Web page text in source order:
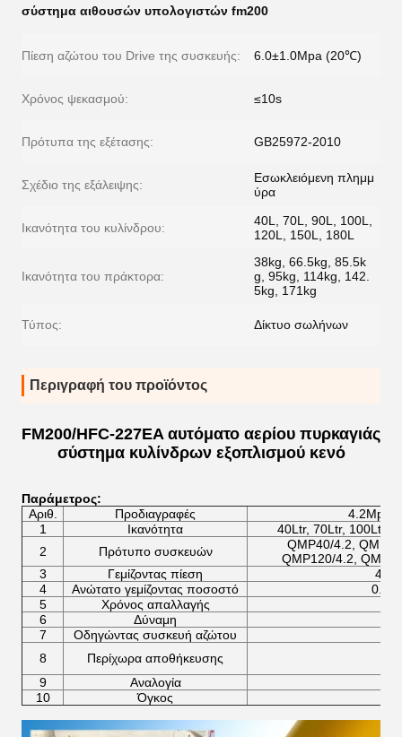
σύστημα αιθουσών υπολογιστών fm200
Πίεση αζώτου του Drive της συσκευής: 6.0±1.0Mpa (20℃)
Χρόνος ψεκασμού: ≤10s
Πρότυπα της εξέτασης: GB25972-2010
Σχέδιο της εξάλειψης:
Εσωκλειόμενη πλημμ
ύρα
Ικανότητα του κυλίνδρου:
40L, 70L, 90L, 100L,
120L, 150L, 180L
Ικανότητα του πράκτορα:
38kg, 66.5kg, 85.5k
g, 95kg, 114kg, 142.
5kg, 171kg
Τύπος: Δίκτυο σωλήνων
Περιγραφή του προϊόντος
FM200/HFC-227EA αυτόματο αερίου πυρκαγιάς
σύστημα κυλίνδρων εξοπλισμού κενό
Παράμετρος:
Αριθ.
Προδιαγραφές
4.2Mpa
1
Ικανότητα
40Ltr, 70Ltr, 100Ltr,
2
Πρότυπο συσκευών
QMP40/4.2,
QMP120/4.2,
3
Γεμίζοντας πίεση
4
Ανώτατο γεμίζοντας ποσοστό
5
Χρόνος απαλλαγής
6
Δύναμη
7
Οδηγώντας συσκευή αζώτου
8
Περίχωρα αποθήκευσης
9
Αναλογία
10
Όγκος